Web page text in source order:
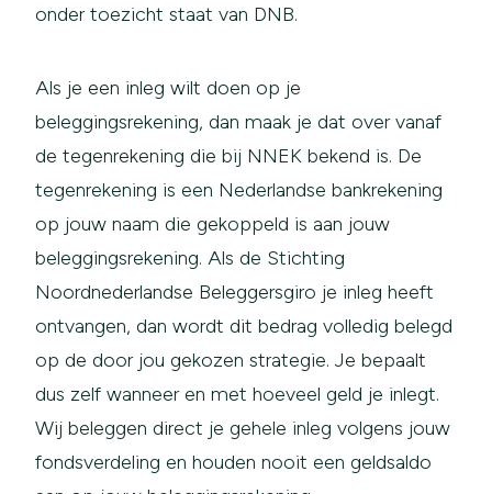
onder toezicht staat van DNB.
Als je een inleg wilt doen op je
beleggingsrekening, dan maak je dat over vanaf
de tegenrekening die bij NNEK bekend is. De
tegenrekening is een Nederlandse bankrekening
op jouw naam die gekoppeld is aan jouw
beleggingsrekening. Als de Stichting
Noordnederlandse Beleggersgiro je inleg heeft
ontvangen, dan wordt dit bedrag volledig belegd
op de door jou gekozen strategie. Je bepaalt
dus zelf wanneer en met hoeveel geld je inlegt.
Wij beleggen direct je gehele inleg volgens jouw
fondsverdeling en houden nooit een geldsaldo